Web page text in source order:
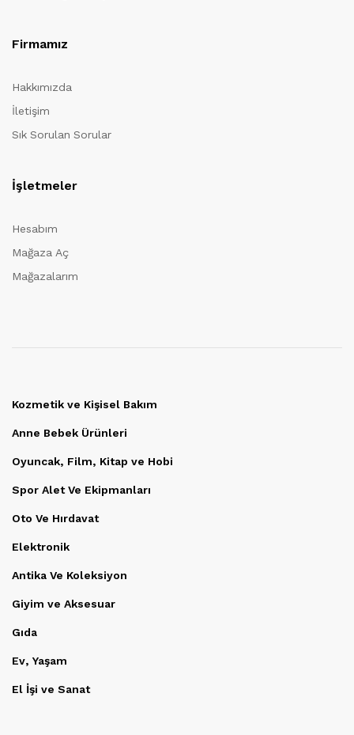
Firmamız
Hakkımızda
İletişim
Sık Sorulan Sorular
İşletmeler
Hesabım
Mağaza Aç
Mağazalarım
Kozmetik ve Kişisel Bakım
Anne Bebek Ürünleri
Oyuncak, Film, Kitap ve Hobi
Spor Alet Ve Ekipmanları
Oto Ve Hırdavat
Elektronik
Antika Ve Koleksiyon
Giyim ve Aksesuar
Gıda
Ev, Yaşam
El İşi ve Sanat